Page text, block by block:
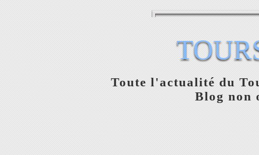
Toute l'actualité du
Blog non